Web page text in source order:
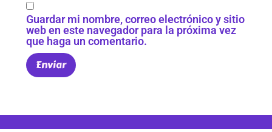
Guardar mi nombre, correo electrónico y sitio
web en este navegador para la próxima vez
que haga un comentario.